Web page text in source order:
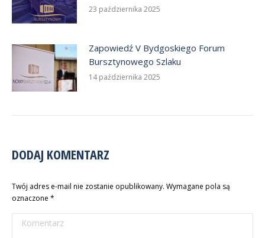
23 października 2025
Zapowiedź V Bydgoskiego Forum
Bursztynowego Szlaku
14 października 2025
DODAJ KOMENTARZ
Twój adres e-mail nie zostanie opublikowany. Wymagane pola są
oznaczone *
Komentarz